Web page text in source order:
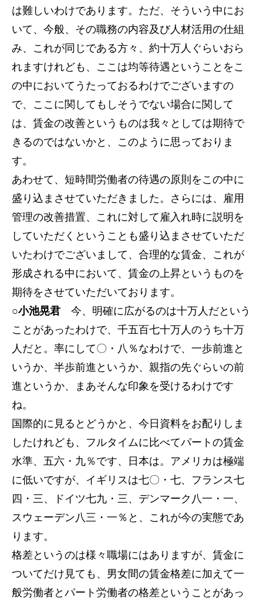
は難しいわけであります。ただ、そういう中にお
いて、今般、その職務の内容及び人材活用の仕組
み、これが同じである方々、約十万人ぐらいおら
れますけれども、ここは均等待遇ということをこ
の中においてうたっておるわけでございますの
で、ここに関してもしそうでない場合に関して
は、賃金の改善というものは我々としては期待で
きるのではないかと、このように思っておりま
す。
あわせて、短時間労働者の待遇の原則をこの中に
盛り込まさせていただきました。さらには、雇用
管理の改善措置、これに対して雇入れ時に説明を
していただくということも盛り込まさせていただ
いたわけでございまして、合理的な賃金、これが
形成される中において、賃金の上昇というものを
期待をさせていただいております。
○小池晃君 今、明確に広がるのは十万人だという
ことがあったわけで、千五百七十万人のうち十万
人だと。率にして〇・八％なわけで、一歩前進と
いうか、半歩前進というか、親指の先ぐらいの前
進というか、まあそんな印象を受けるわけです
ね。
国際的に見るとどうかと、今日資料をお配りしま
したけれども、フルタイムに比べてパートの賃金
水準、五六・九％です、日本は。アメリカは極端
に低いですが、イギリスは七〇・七、フランス七
四・三、ドイツ七九・三、デンマーク八一・一、
スウェーデン八三・一％と、これが今の実態であ
ります。
格差というのは様々職場にはありますが、賃金に
ついてだけ見ても、男女間の賃金格差に加えて一
般労働者とパート労働者の格差ということがあっ